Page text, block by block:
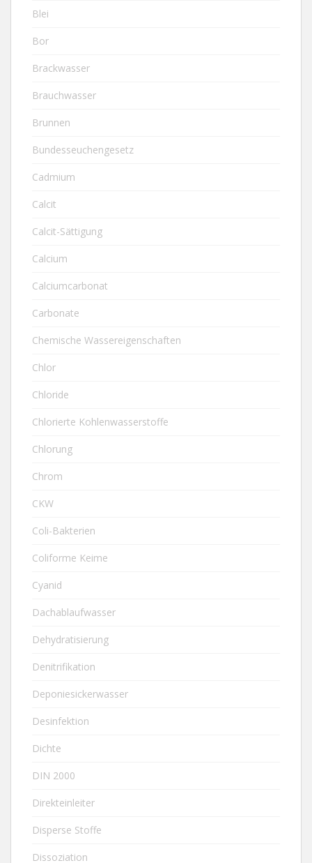
Blei
Bor
Brackwasser
Brauchwasser
Brunnen
Bundesseuchengesetz
Cadmium
Calcit
Calcit-Sättigung
Calcium
Calciumcarbonat
Carbonate
Chemische Wassereigenschaften
Chlor
Chloride
Chlorierte Kohlenwasserstoffe
Chlorung
Chrom
CKW
Coli-Bakterien
Coliforme Keime
Cyanid
Dachablaufwasser
Dehydratisierung
Denitrifikation
Deponiesickerwasser
Desinfektion
Dichte
DIN 2000
Direkteinleiter
Disperse Stoffe
Dissoziation